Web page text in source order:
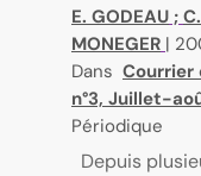
E. GODEAU ;
MONEGER |
Dans Courrier
n°3, Juillet-
Périodique
Depuis